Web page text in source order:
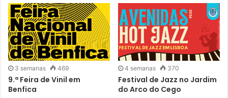
3 semanas 469
9.ª Feira de Vinil em
Benfica
4 semanas 370
Festival de Jazz no Jardim
do Arco do Cego